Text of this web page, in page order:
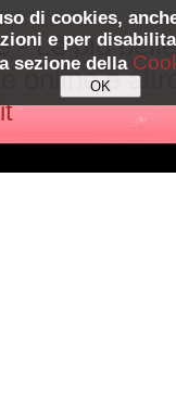
di cookies,
e per
sezione della
- Le più
online e